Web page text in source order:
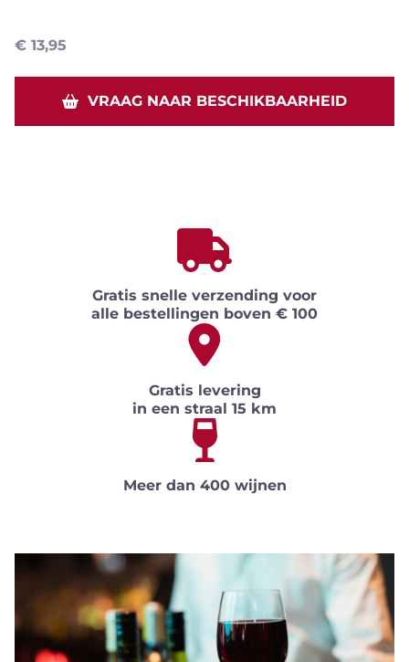
€ 13,95
VRAAG NAAR BESCHIKBAARHEID
Gratis snelle verzending voor
alle bestellingen boven € 100
Gratis levering
in een straal 15 km
Meer dan 400 wijnen